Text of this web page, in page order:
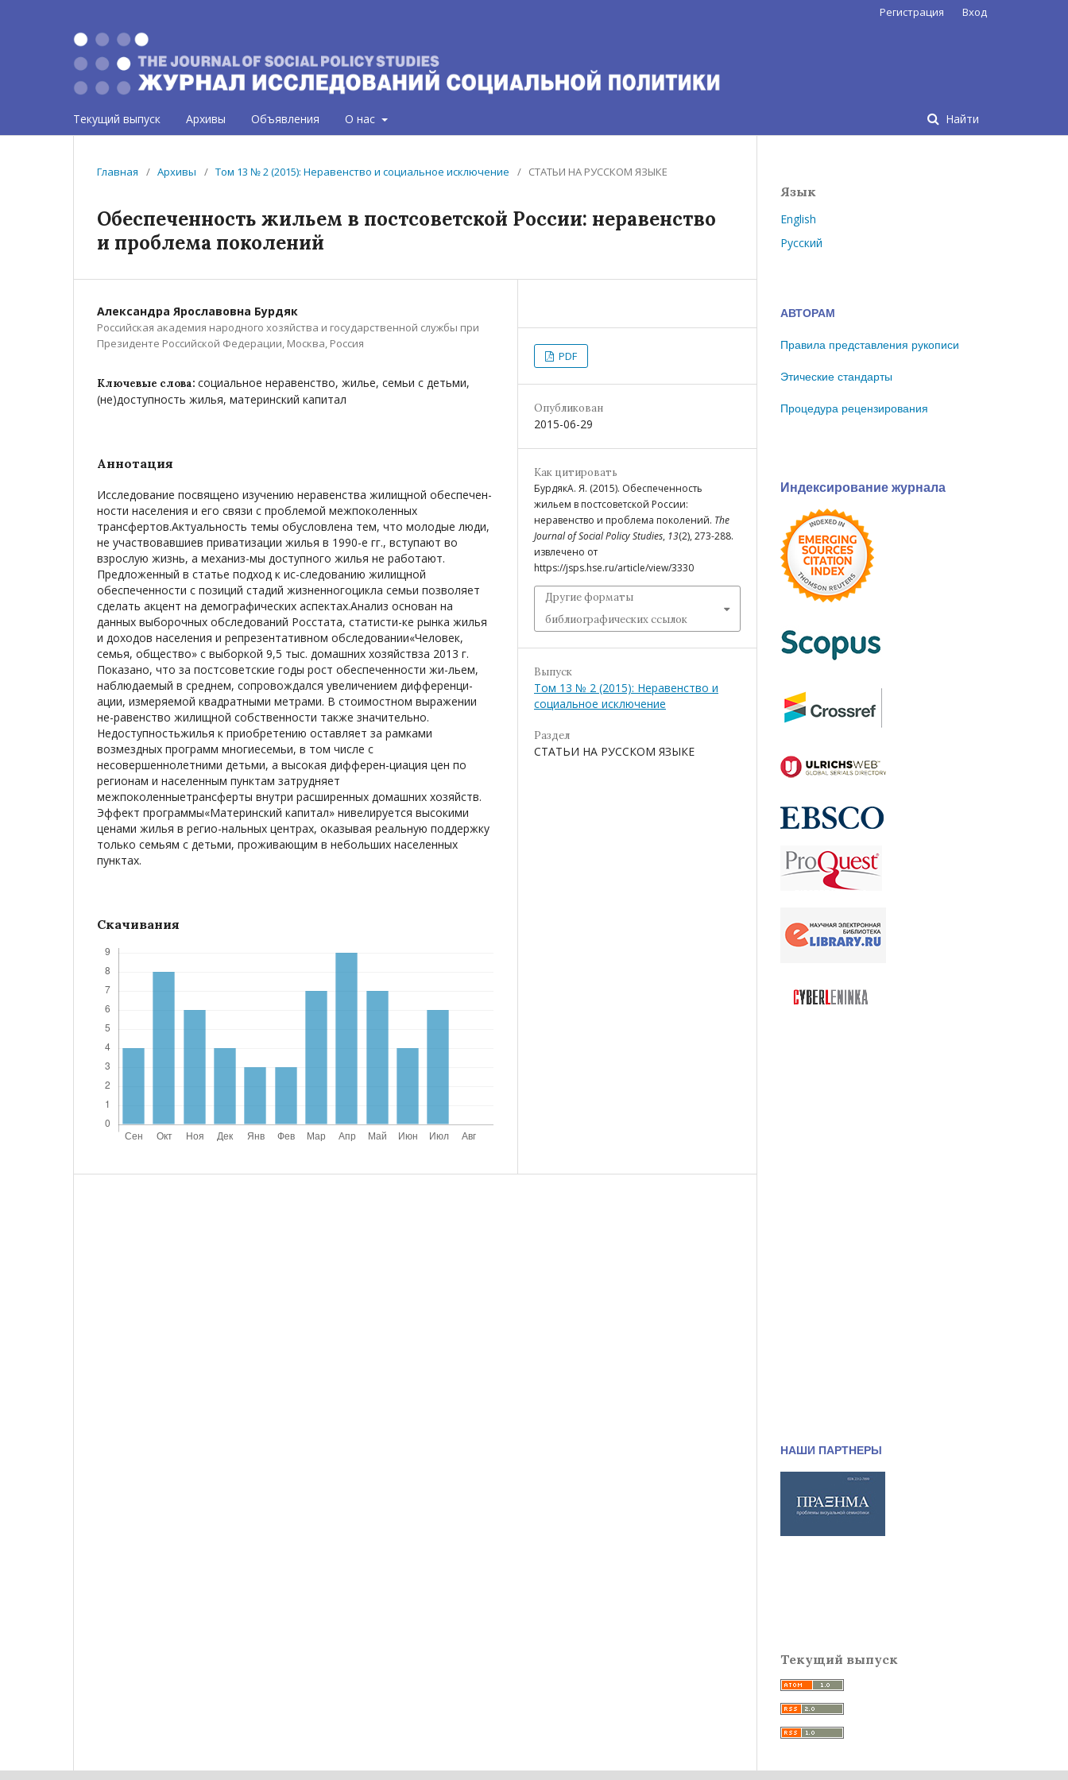
Текущий выпуск Архивы Объявления О нас Найти
Регистрация Вход
Главная / Архивы / Том 13 № 2 (2015): Неравенство и социальное исключение / СТАТЬИ НА РУССКОМ ЯЗЫКЕ
Обеспеченность жильем в постсоветской России: неравенство
и проблема поколений
Александра Ярославовна Бурдяк
Российская академия народного хозяйства и государственной службы при
Президенте Российской Федерации, Москва, Россия
Ключевые слова: социальное неравенство, жилье, семьи с детьми,
(не)доступность жилья, материнский капитал
Аннотация
Исследование посвящено изучению неравенства жилищной обеспечен-
ности населения и его связи с проблемой межпоколенных
трансфертов.Актуальность темы обусловлена тем, что молодые люди,
не участвовавшиев приватизации жилья в 1990-е гг., вступают во
взрослую жизнь, а механиз-мы доступного жилья не работают.
Предложенный в статье подход к ис-следованию жилищной
обеспеченности с позиций стадий жизненногоцикла семьи позволяет
сделать акцент на демографических аспектах.Анализ основан на
данных выборочных обследований Росстата, статисти-ке рынка жилья
и доходов населения и репрезентативном обследовании«Человек,
семья, общество» с выборкой 9,5 тыс. домашних хозяйствза 2013 г.
Показано, что за постсоветские годы рост обеспеченности жи-льем,
наблюдаемый в среднем, сопровождался увеличением дифференци-
ации, измеряемой квадратными метрами. В стоимостном выражении
не-равенство жилищной собственности также значительно.
Недоступностьжилья к приобретению оставляет за рамками
возмездных программ многиесемьи, в том числе с
несовершеннолетними детьми, а высокая дифферен-циация цен по
регионам и населенным пунктам затрудняет
межпоколенныетрансферты внутри расширенных домашних хозяйств.
Эффект программы«Материнский капитал» нивелируется высокими
ценами жилья в регио-нальных центрах, оказывая реальную поддержку
только семьям с детьми, проживающим в небольших населенных
пунктах.
Скачивания
PDF
Опубликован
2015-06-29
Как цитировать
БурдякА. Я. (2015). Обеспеченность
жильем в постсоветской России:
неравенство и проблема поколений. The
Journal of Social Policy Studies, 13(2), 273-288.
извлечено от
https://jsps.hse.ru/article/view/3330
Другие форматы
библиографических ссылок
Выпуск
Том 13 № 2 (2015): Неравенство и
социальное исключение
Раздел
СТАТЬИ НА РУССКОМ ЯЗЫКЕ
Язык
English
Русский
АВТОРАМ
Правила представления рукописи
Этические стандарты
Процедура рецензирования
Индексирование журнала
НАШИ ПАРТНЕРЫ
Текущий выпуск